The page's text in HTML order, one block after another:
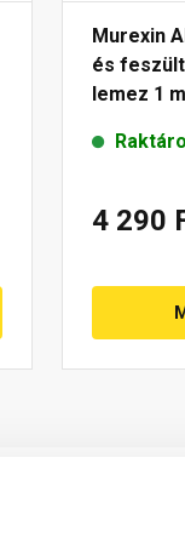
Murexin
és
lemez 1
4 290